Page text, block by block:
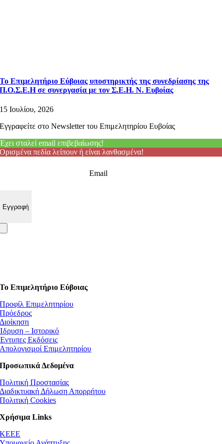
Το Επιμελητήριο Εύβοιας υποστηρικτής της συνεδρίασης της
Π.Ο.Σ.Ε.Η σε συνεργασία με τον Σ.Ε.Η. Ν. Ευβοίας
15 Ιουλίου, 2026
Εγγραφείτε στο Newsletter του Επιμελητηρίου Ευβοίας
Έχει σταλεί email επιβεβαίωσης!
Ορισμένα πεδία λείπουν ή είναι λανθασμένα!
Email
Το Επιμελητήριο Εύβοιας
Προφίλ Επιμελητηρίου
Πρόεδρος
Διοίκηση
Ίδρυση – Ιστορικό
Έντυπες Εκδόσεις
Απολογισμοί Επιμελητηρίου
Προσωπικά Δεδομένα
Πολιτική Προστασίας
Διαδικτυακή Δήλωση Απορρήτου
Πολιτική Cookies
Χρήσιμα Links
ΚEEE